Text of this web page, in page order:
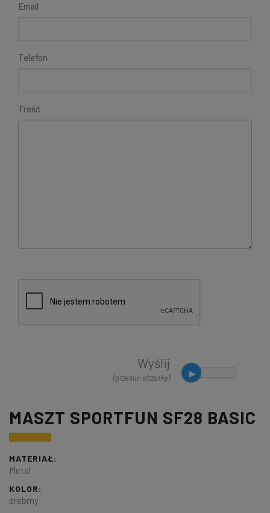
Email
Telefon
Treść
Wyślij
(przesuń strzałkę)
MASZT SPORTFUN SF28 BASIC
MATERIAŁ:
Metal
KOLOR:
srebrny